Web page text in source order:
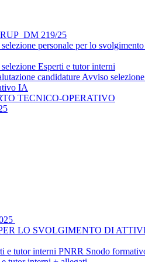
219/25
personale per lo
Esperti e tutor interni
candidature Avviso
IA
TECNICO-OPERATIVO
LO SVOLGIMENTO DI
e tutor interni PNRR Snodo